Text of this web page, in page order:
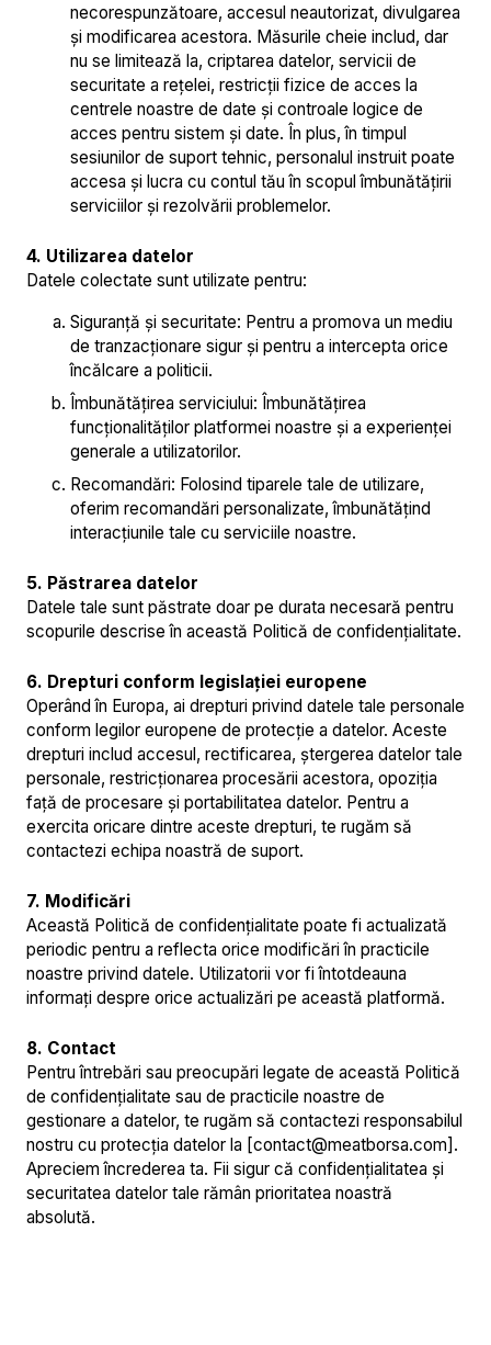
necorespunzătoare, accesul neautorizat, divulgarea
și modificarea acestora. Măsurile cheie includ, dar
nu se limitează la, criptarea datelor, servicii de
securitate a rețelei, restricții fizice de acces la
centrele noastre de date și controale logice de
acces pentru sistem și date. În plus, în timpul
sesiunilor de suport tehnic, personalul instruit poate
accesa și lucra cu contul tău în scopul îmbunătățirii
serviciilor și rezolvării problemelor.
4. Utilizarea datelor
Datele colectate sunt utilizate pentru:
Siguranță și securitate: Pentru a promova un mediu
de tranzacționare sigur și pentru a intercepta orice
încălcare a politicii.
Îmbunătățirea serviciului: Îmbunătățirea
funcționalităților platformei noastre și a experienței
generale a utilizatorilor.
Recomandări: Folosind tiparele tale de utilizare,
oferim recomandări personalizate, îmbunătățind
interacțiunile tale cu serviciile noastre.
5. Păstrarea datelor
Datele tale sunt păstrate doar pe durata necesară pentru
scopurile descrise în această Politică de confidențialitate.
6. Drepturi conform legislației europene
Operând în Europa, ai drepturi privind datele tale personale
conform legilor europene de protecție a datelor. Aceste
drepturi includ accesul, rectificarea, ștergerea datelor tale
personale, restricționarea procesării acestora, opoziția
față de procesare și portabilitatea datelor. Pentru a
exercita oricare dintre aceste drepturi, te rugăm să
contactezi echipa noastră de suport.
7. Modificări
Această Politică de confidențialitate poate fi actualizată
periodic pentru a reflecta orice modificări în practicile
noastre privind datele. Utilizatorii vor fi întotdeauna
informați despre orice actualizări pe această platformă.
8. Contact
Pentru întrebări sau preocupări legate de această Politică
de confidențialitate sau de practicile noastre de
gestionare a datelor, te rugăm să contactezi responsabilul
nostru cu protecția datelor la [contact@meatborsa.com].
Apreciem încrederea ta. Fii sigur că confidențialitatea și
securitatea datelor tale rămân prioritatea noastră
absolută.